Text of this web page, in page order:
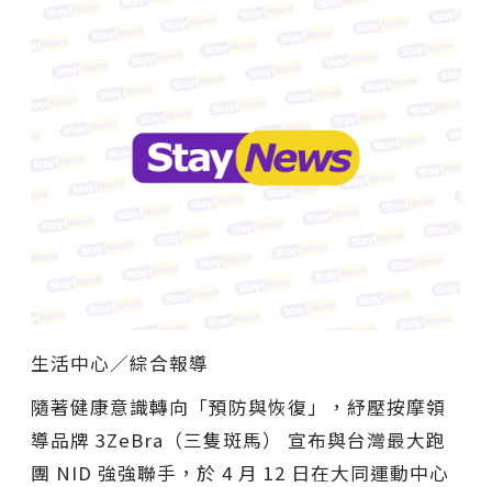
生活中心／綜合報導
隨著健康意識轉向「預防與恢復」，紓壓按摩領
導品牌 3ZeBra（三隻斑馬） 宣布與台灣最大跑
團 NID 強強聯手，於 4 月 12 日在大同運動中心